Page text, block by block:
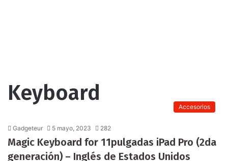
Keyboard
Accesorios
Gadgeteur 5 mayo, 2023 282
Magic Keyboard for 11pulgadas iPad Pro (2da
generación) – Inglés de Estados Unidos